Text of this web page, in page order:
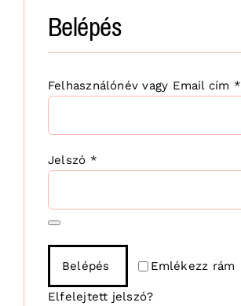
Belépés
Felhasználónév vagy Email cím *
Jelszó *Kötelező
Emlékezz rám
Belépés
Elfelejtett jelszó?